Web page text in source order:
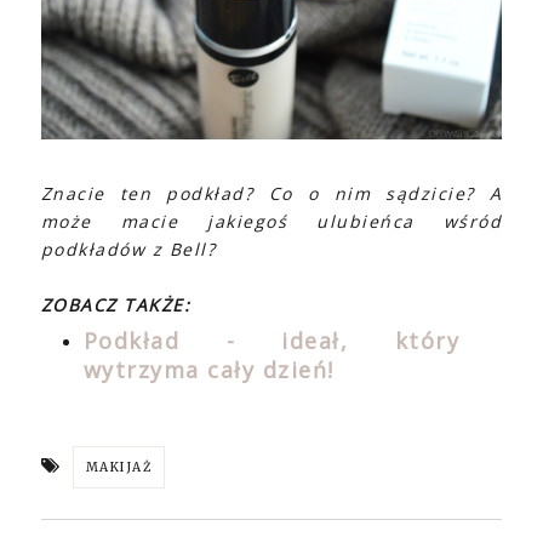
Znacie ten podkład? Co o nim sądzicie? A
może macie jakiegoś ulubieńca wśród
podkładów z Bell?
ZOBACZ TAKŻE:
Podkład - ideał, który
wytrzyma cały dzień!
MAKIJAŻ